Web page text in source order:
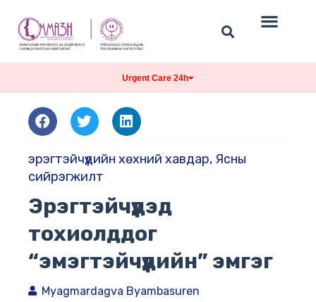
Urgent Care 24h
эрэгтэйчүүдийн хөхний хавдар, Ясны
сийрэгжилт
Эрэгтэйчүүдэд
тохиолддог
“эмэгтэйчүүдийн” эмгэг
Myagmardagva Byambasuren